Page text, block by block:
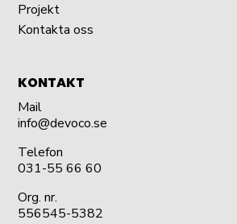
Projekt
Kontakta oss
KONTAKT
Mail
info@devoco.se
Telefon
031-55 66 60
Org. nr.
556545-5382